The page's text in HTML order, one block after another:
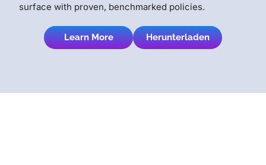
surface with proven, benchmarked policies.
Learn More Herunterladen